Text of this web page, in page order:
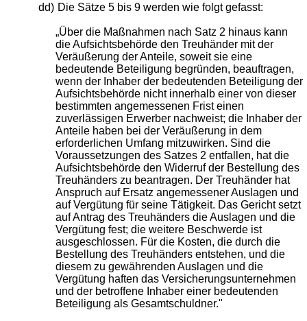
dd) Die Sätze 5 bis 9 werden wie folgt gefasst:
„Über die Maßnahmen nach Satz 2 hinaus kann
die Aufsichtsbehörde den Treuhänder mit der
Veräußerung der Anteile, soweit sie eine
bedeutende Beteiligung begründen, beauftragen,
wenn der Inhaber der bedeutenden Beteiligung der
Aufsichtsbehörde nicht innerhalb einer von dieser
bestimmten angemessenen Frist einen
zuverlässigen Erwerber nachweist; die Inhaber der
Anteile haben bei der Veräußerung in dem
erforderlichen Umfang mitzuwirken. Sind die
Voraussetzungen des Satzes 2 entfallen, hat die
Aufsichtsbehörde den Widerruf der Bestellung des
Treuhänders zu beantragen. Der Treuhänder hat
Anspruch auf Ersatz angemessener Auslagen und
auf Vergütung für seine Tätigkeit. Das Gericht setzt
auf Antrag des Treuhänders die Auslagen und die
Vergütung fest; die weitere Beschwerde ist
ausgeschlossen. Für die Kosten, die durch die
Bestellung des Treuhänders entstehen, und die
diesem zu gewährenden Auslagen und die
Vergütung haften das Versicherungsunternehmen
und der betroffene Inhaber einer bedeutenden
Beteiligung als Gesamtschuldner."